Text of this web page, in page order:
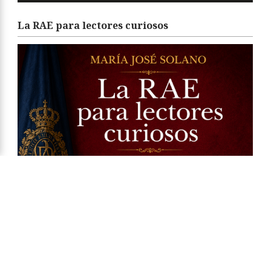
La RAE para lectores curiosos